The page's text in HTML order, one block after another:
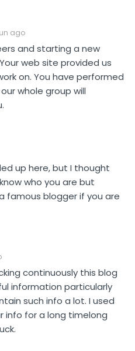
ago
and starting a new
web site provided us
on. You have performed
whole group will
up here, but I thought
who you are but
famous blogger if you are
continuously this blog
information particularly
such info a lot. I used
info for a long timelong